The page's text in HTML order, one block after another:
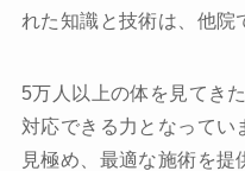
れた知識と技術は、他院
5万人以上の体を見てき
対応できる力となってい
見極め、最適な施術を提